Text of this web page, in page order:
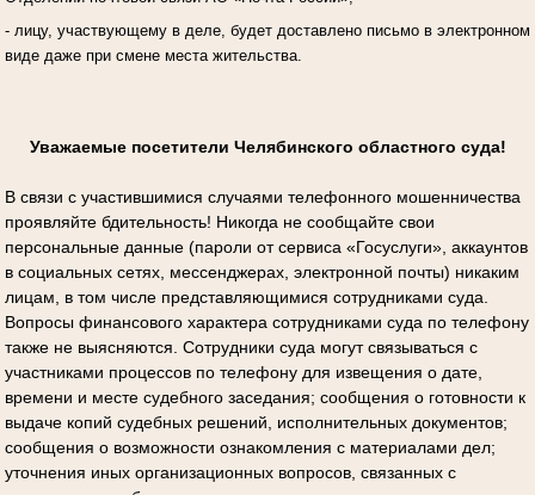
- лицу, участвующему в деле, будет доставлено письмо в электронном
виде даже при смене места жительства.
Уважаемые посетители Челябинского областного суда!
В связи с участившимися случаями телефонного мошенничества
проявляйте бдительность! Никогда не сообщайте свои
персональные данные (пароли от сервиса «Госуслуги», аккаунтов
в социальных сетях, мессенджерах, электронной почты) никаким
лицам, в том числе представляющимися сотрудниками суда.
Вопросы финансового характера сотрудниками суда по телефону
также не выясняются. Сотрудники суда могут связываться с
участниками процессов по телефону для извещения о дате,
времени и месте судебного заседания; сообщения о готовности к
выдаче копий судебных решений, исполнительных документов;
сообщения о возможности ознакомления с материалами дел;
уточнения иных организационных вопросов, связанных с